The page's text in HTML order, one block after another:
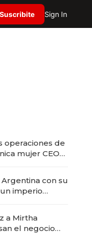
Suscribite Sign In
operaciones de
mujer CEO
con su
imperio
a Mirtha
el negocio